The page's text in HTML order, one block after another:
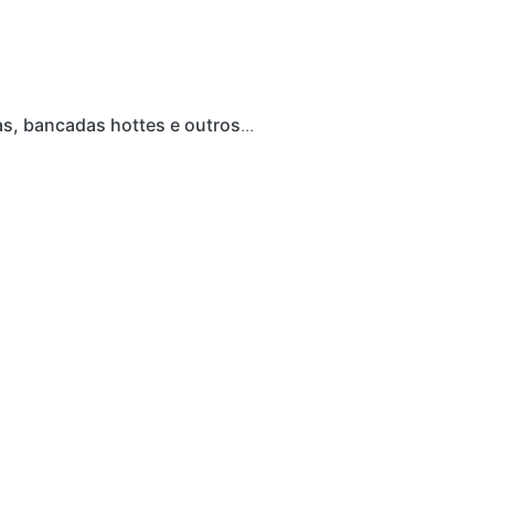
bancadas hottes e outros...